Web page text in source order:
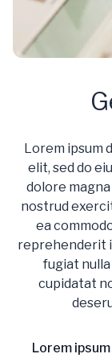
Lorem ipsum
elit, sed do
dolore magna
nostrud
ea
reprehenderit
fugiat
cupidatat
Lorem